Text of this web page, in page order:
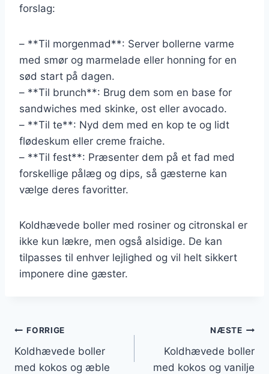
forslag:
– **Til morgenmad**: Server bollerne varme
med smør og marmelade eller honning for en
sød start på dagen.
– **Til brunch**: Brug dem som en base for
sandwiches med skinke, ost eller avocado.
– **Til te**: Nyd dem med en kop te og lidt
flødeskum eller creme fraiche.
– **Til fest**: Præsenter dem på et fad med
forskellige pålæg og dips, så gæsterne kan
vælge deres favoritter.
Koldhævede boller med rosiner og citronskal er
ikke kun lækre, men også alsidige. De kan
tilpasses til enhver lejlighed og vil helt sikkert
imponere dine gæster.
Indlægsnavigation
FORRIGE
Koldhævede boller
med kokos og æble
NÆSTE
Koldhævede boller
med kokos og vanilje